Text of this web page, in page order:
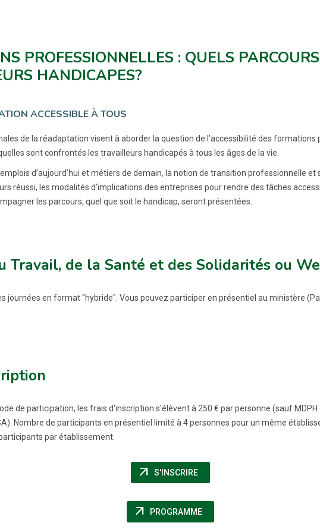
PROFESSIONNELLES : QUELS
HANDICAPES?
ACCESSIBLE À TOUS
de la réadaptation visent à aborder la question de l’accessibilité des
sont confrontés les travailleurs handicapés à tous les âges de la vie.
d’aujourd’hui et métiers de demain, la notion de transition professionnelle et
réussi, les modalités d’implications des entreprises pour rendre des tâches
les parcours, quel que soit le handicap, seront présentées.
Travail, de la Santé et des Solidarités ou
journées en format "hybride". Vous pouvez participer en présentiel au ministère
de participation, les frais d'inscription s'élèvent à 250 € par personne (sauf
Nombre de participants en présentiel limité à 4 personnes pour un même
par établissement.
arrow_outward S'INSCRIRE(NOUVELLE FENÊTRE)
arrow_outward PROGRAMME(NOUVELLE FENÊTRE)